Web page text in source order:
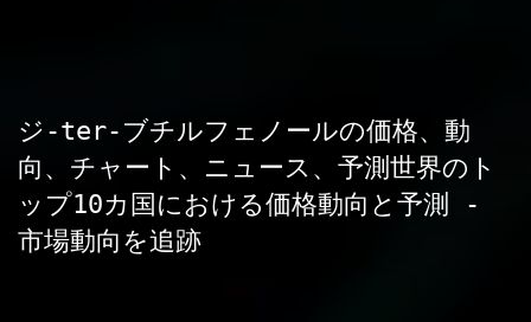
ジ-ter-ブチルフェノールの価格、動
向、チャート、ニュース、予測世界のト
ップ10カ国における価格動向と予測 -
市場動向を追跡